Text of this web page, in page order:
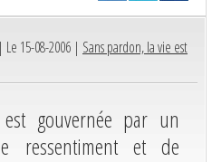
| Le 15-08-2006 | Sans pardon, la vie est
gouvernée par un
ressentiment et de